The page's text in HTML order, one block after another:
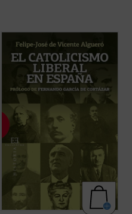
«Una sesgada visión del XIX español tiende
a entender esta historia como un
enfrentamiento entre liberales,
modernizadores, y católicos,
reaccionarios. Esta visión es falsa: desde el
catolicismo militante, explícito y
convencido de los autores ...(ver ficha)